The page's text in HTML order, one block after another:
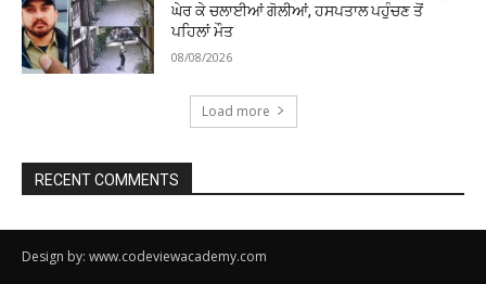
ਘੇਰ ਕੇ ਚਲਾਈਆਂ ਗੋਲੀਆਂ, ਹਸਪਤਾਲ ਪਹੁੰਚਣ ਤੋਂ
ਪਹਿਲਾਂ ਮੌਤ
08/08/2026
Load more
RECENT COMMENTS
Design by: www.codeviewacademy.com